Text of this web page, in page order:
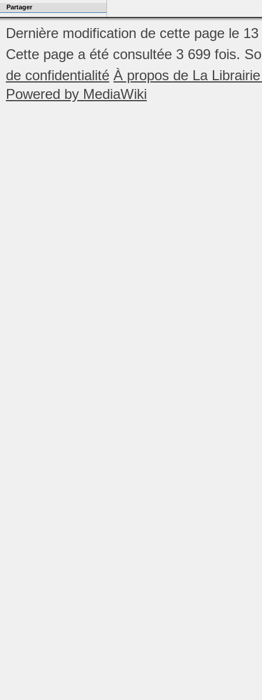
Partager
Dernière modification de cette page le
Cette page a été consultée 3 699 fois.
de confidentialité À propos de La
Powered by MediaWiki